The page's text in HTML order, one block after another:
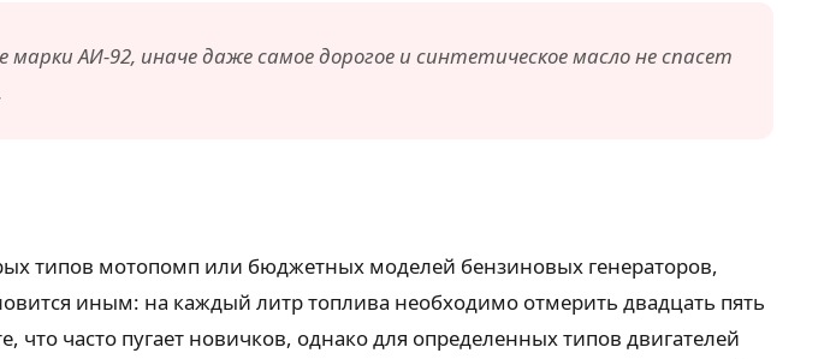
АИ-92, иначе даже самое дорогое и синтетическое масло не спасет
типов мотопомп или бюджетных моделей бензиновых генераторов,
иным: на каждый литр топлива необходимо отмерить двадцать пять
часто пугает новичков, однако для определенных типов двигателей